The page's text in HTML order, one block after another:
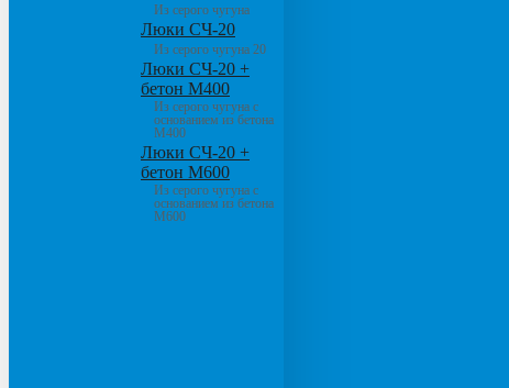
Из серого чугуна
Люки СЧ-20
Из серого чугуна 20
Люки СЧ-20 +
бетон М400
Из серого чугуна с
основанием из бетона
М400
Люки СЧ-20 +
бетон М600
Из серого чугуна с
основанием из бетона
М600